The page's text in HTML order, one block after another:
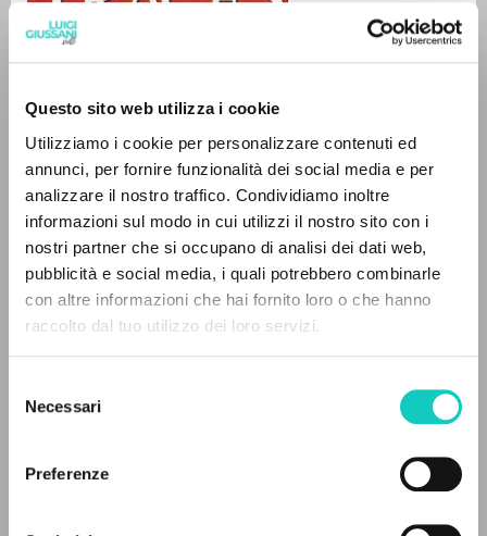
Questo sito web utilizza i cookie
Utilizziamo i cookie per personalizzare contenuti ed
annunci, per fornire funzionalità dei social media e per
analizzare il nostro traffico. Condividiamo inoltre
informazioni sul modo in cui utilizzi il nostro sito con i
nostri partner che si occupano di analisi dei dati web,
pubblicità e social media, i quali potrebbero combinarle
con altre informazioni che hai fornito loro o che hanno
raccolto dal tuo utilizzo dei loro servizi.
delNecessari
Preferenze
Inglés
Litterae Communionis-Traces
2001
12/11/2019
BÚSQUEDA AVANZADA »
0DOCUMENTOS ENCONTRADOS
RESULTADOS SUCESIVOS